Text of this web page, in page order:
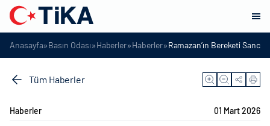
Anasayfa»Basın Odası»Haberler»Haberler»Ramazan’ın Bereketi
Tüm Haberler
Haberler 01 Mart 2026